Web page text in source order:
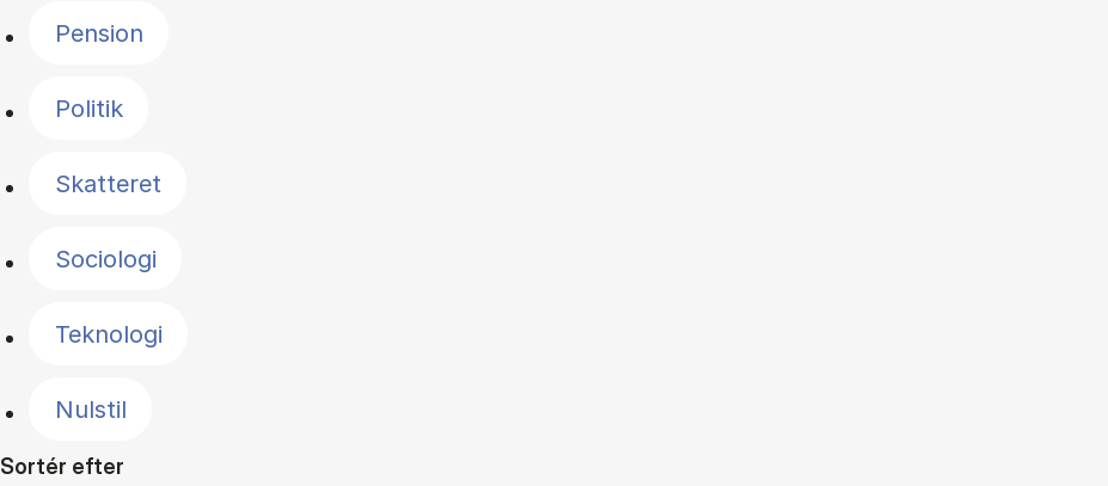
Pension
Politik
Skatteret
Sociologi
Teknologi
Nulstil
Sortér efter